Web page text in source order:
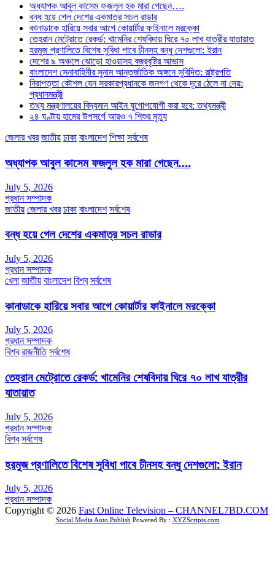
অধ্যাপক আবুল কাসেম ফজলুল হক মারা গেছেন….
বন্ধ হয়ে গেল দেশের একমাত্র সচল রাডার
কানাডাকে হারিয়ে সবার আগে কোয়ার্টার ফাইনালে মরক্কো
তেহরান মেট্রোতে রেকর্ড: খামেনির শেষবিদায় ঘিরে ৭০ লাখ যাত্রীর যাতায়াত
হরমুজ প্রণালিতে বিশেষ সুবিধা পাবে চীনসহ বন্ধু দেশগুলো: ইরান
দেশের ৯ অঞ্চলে ঝোড়ো হাওয়াসহ বজ্রবৃষ্টির আভাস
বাংলাদেশ সেনাবাহিনীর সুনাম আন্তর্জাতিক অঙ্গনে সুবিদিত: রাষ্ট্রপতি
নিরাপত্তা কৌশল যেন সরকারপ্রধানকে জনগণ থেকে দূরে ঠেলে না দেয়:
প্রধানমন্ত্রী
তথ্য মন্ত্রণালয়ের বিদ্যমান আইন যুগোপযোগী করা হবে: তথ্যমন্ত্রী
২৪ ঘণ্টায় হামের উপসর্গে আরও ৭ শিশুর মৃত্যু
জেলার খবর জাতীয় ঢাকা বাংলাদেশ শিক্ষা সর্বশেষ
অধ্যাপক আবুল কাসেম ফজলুল হক মারা গেছেন….
July 5, 2026
প্রধান সম্পাদক
জাতীয় জেলার খবর ঢাকা বাংলাদেশ সর্বশেষ
বন্ধ হয়ে গেল দেশের একমাত্র সচল রাডার
July 5, 2026
প্রধান সম্পাদক
খেলা জাতীয় বাংলাদেশ বিশ্ব সর্বশেষ
কানাডাকে হারিয়ে সবার আগে কোয়ার্টার ফাইনালে মরক্কো
July 5, 2026
প্রধান সম্পাদক
বিশ্ব রাজনীতি সর্বশেষ
তেহরান মেট্রোতে রেকর্ড: খামেনির শেষবিদায় ঘিরে ৭০ লাখ যাত্রীর
যাতায়াত
July 5, 2026
প্রধান সম্পাদক
বিশ্ব সর্বশেষ
হরমুজ প্রণালিতে বিশেষ সুবিধা পাবে চীনসহ বন্ধু দেশগুলো: ইরান
July 5, 2026
প্রধান সম্পাদক
Copyright © 2026 Fast Online Television – CHANNEL7BD.COM
Social Media Auto Publish Powered By : XYZScripts.com